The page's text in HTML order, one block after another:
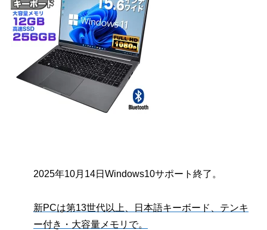
2025年10月14日Windows10サポート終了。
新PCは第13世代以上、日本語キーボード、テンキ
ー付き・大容量メモリで。